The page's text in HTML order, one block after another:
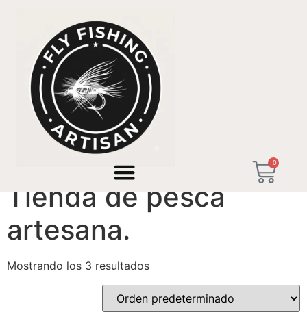
0
/ Productos etiquetados “Tienda de pesca
Tienda de pesca
artesana.
Mostrando los 3 resultados